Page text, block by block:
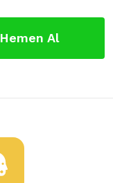
Hemen Al